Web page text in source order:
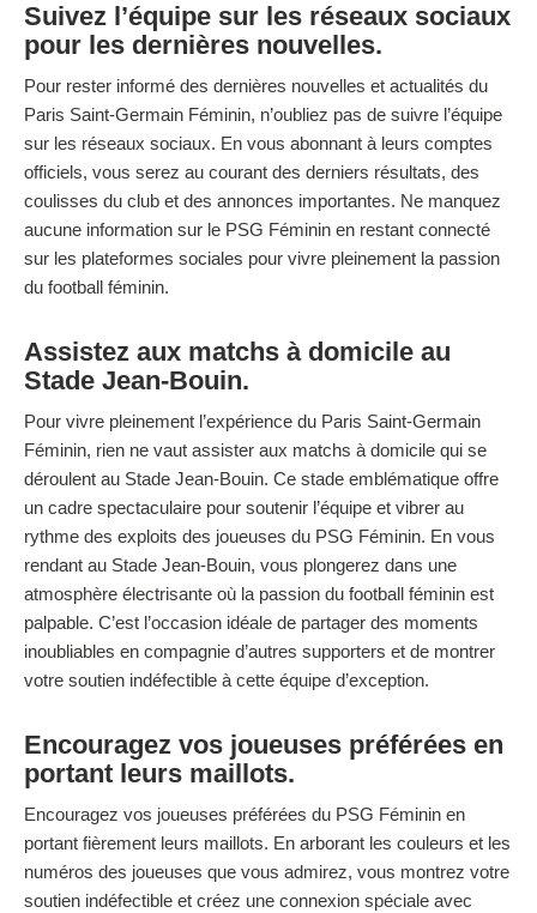
Suivez l’équipe sur les réseaux sociaux
pour les dernières nouvelles.
Pour rester informé des dernières nouvelles et actualités du
Paris Saint-Germain Féminin, n’oubliez pas de suivre l’équipe
sur les réseaux sociaux. En vous abonnant à leurs comptes
officiels, vous serez au courant des derniers résultats, des
coulisses du club et des annonces importantes. Ne manquez
aucune information sur le PSG Féminin en restant connecté
sur les plateformes sociales pour vivre pleinement la passion
du football féminin.
Assistez aux matchs à domicile au
Stade Jean-Bouin.
Pour vivre pleinement l’expérience du Paris Saint-Germain
Féminin, rien ne vaut assister aux matchs à domicile qui se
déroulent au Stade Jean-Bouin. Ce stade emblématique offre
un cadre spectaculaire pour soutenir l’équipe et vibrer au
rythme des exploits des joueuses du PSG Féminin. En vous
rendant au Stade Jean-Bouin, vous plongerez dans une
atmosphère électrisante où la passion du football féminin est
palpable. C’est l’occasion idéale de partager des moments
inoubliables en compagnie d’autres supporters et de montrer
votre soutien indéfectible à cette équipe d’exception.
Encouragez vos joueuses préférées en
portant leurs maillots.
Encouragez vos joueuses préférées du PSG Féminin en
portant fièrement leurs maillots. En arborant les couleurs et les
numéros des joueuses que vous admirez, vous montrez votre
soutien indéfectible et créez une connexion spéciale avec